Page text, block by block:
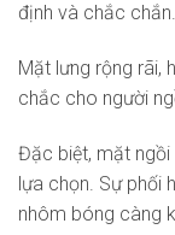
định và chắc chắn.
Mặt lưng rộng rãi,
chắc cho người
Đặc biệt, mặt
lựa chọn. Sự phối
nhôm bóng càng